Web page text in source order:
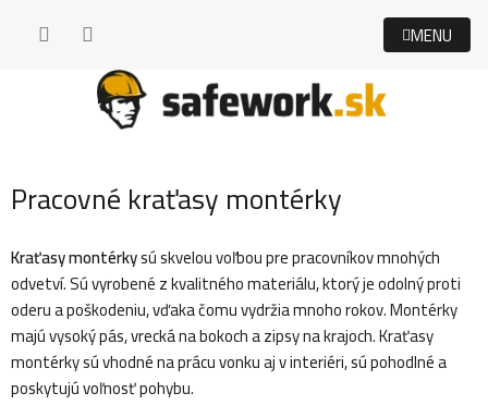
Pracovné kraťasy montérky
Kraťasy montérkysú skvelou voľbou pre pracovníkov mnohých
odvetví. Sú vyrobené z kvalitného materiálu, ktorý je odolný proti
oderu a poškodeniu, vďaka čomu vydržia mnoho rokov. Montérky
majú vysoký pás, vrecká na bokoch a zipsy na krajoch. Kraťasy
montérky sú vhodné na prácu vonku aj v interiéri, sú pohodlné a
poskytujú voľnosť pohybu.